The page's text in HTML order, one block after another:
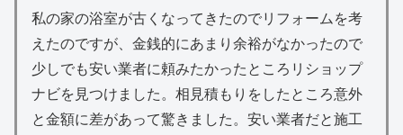
私の家の浴室が古くなってきたのでリフォームを考
えたのですが、金銭的にあまり余裕がなかったので
少しでも安い業者に頼みたかったところリショップ
ナビを見つけました。相見積もりをしたところ意外
と金額に差があって驚きました。安い業者だと施工